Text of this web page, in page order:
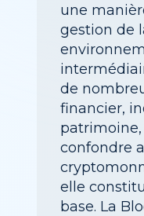
une
gestion de
de
financier,
patrimoine,
confondre
elle
base. La